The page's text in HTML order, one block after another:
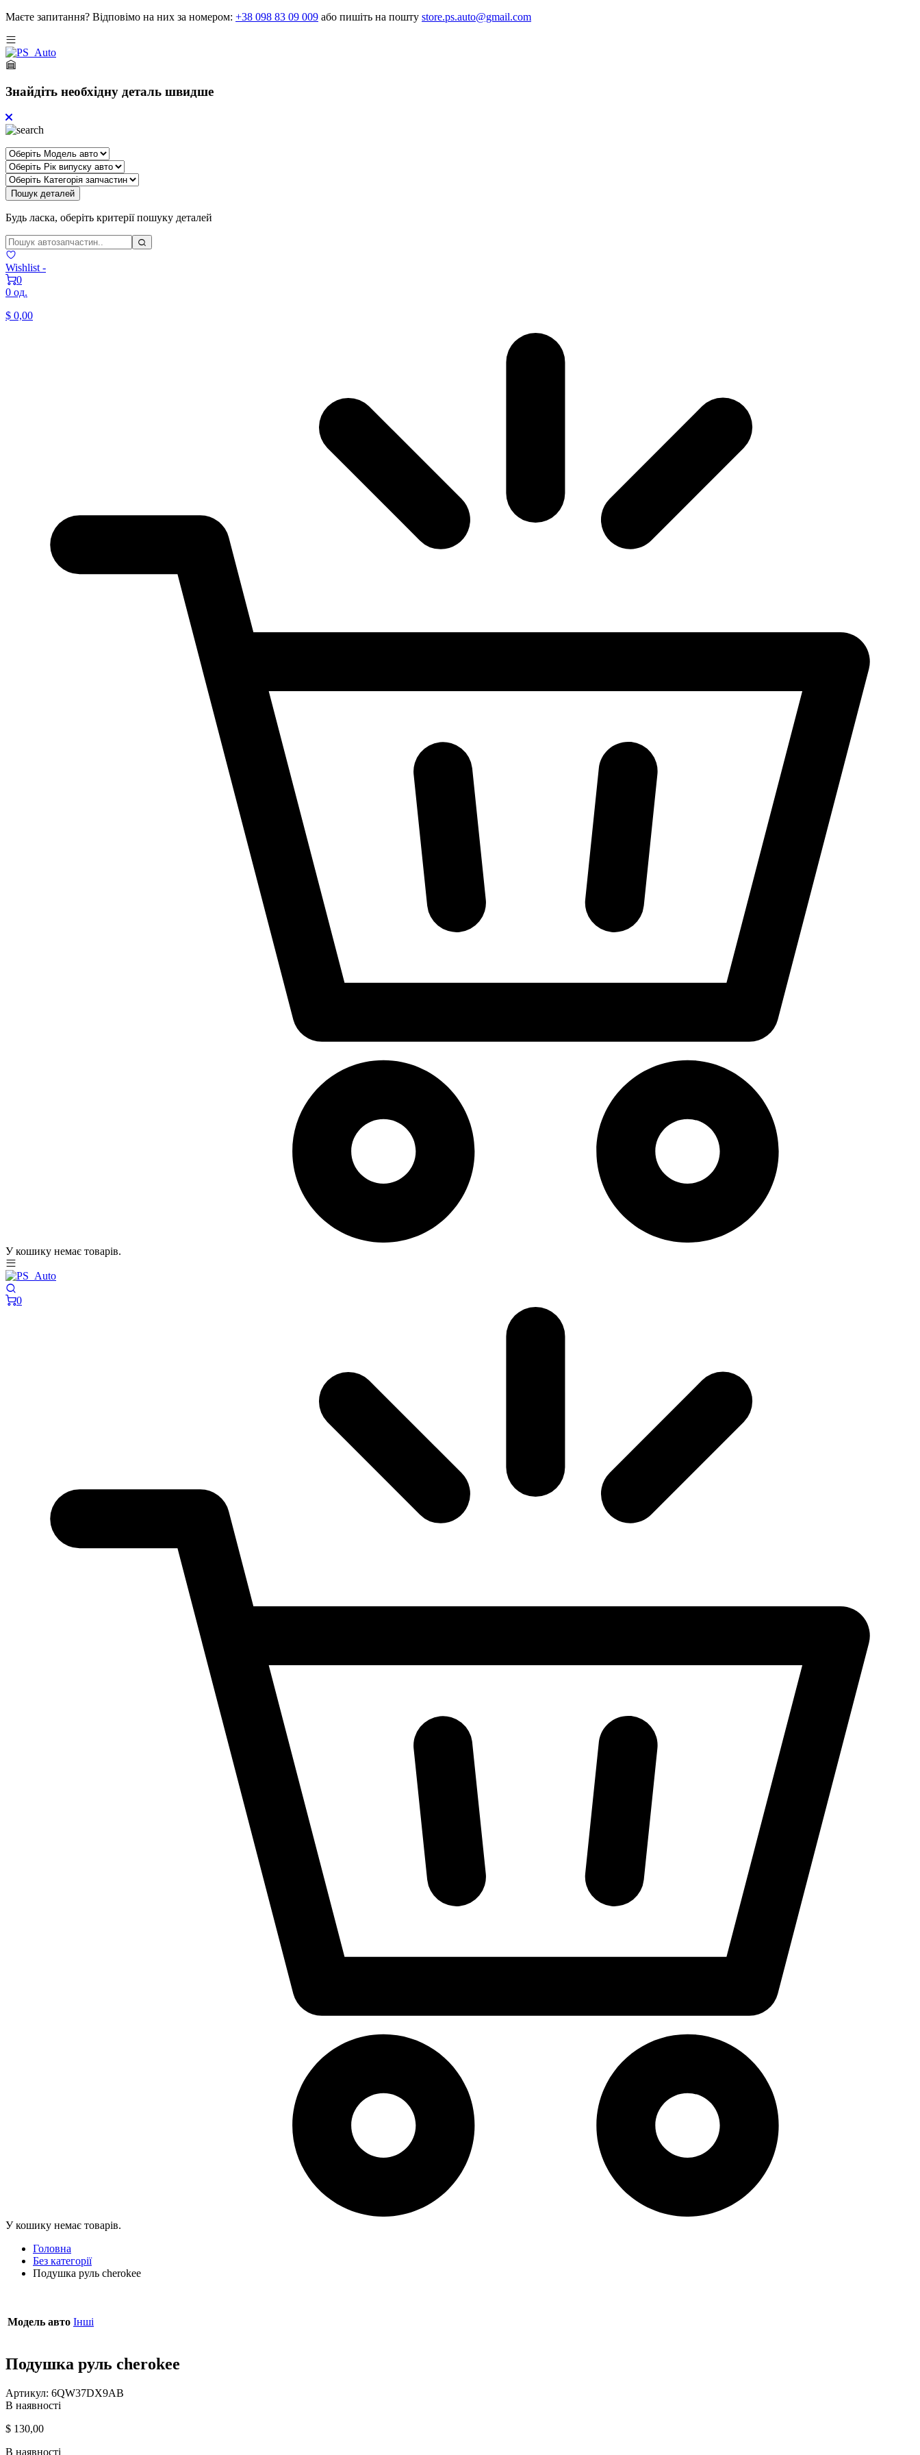
Маєте запитання? Відповімо на них за номером: +38 098 83 09 009 або пишіть на пошту store.ps.auto@gmail.com
Знайдіть необхідну деталь швидше
Пошук деталей
Будь ласка, оберіть критерії пошуку деталей
Wishlist -
0
0 од.
$ 0,00
У кошику немає товарів.
0
У кошику немає товарів.
Головна
Без категорії
Подушка руль cherokee
Модель авто Інші
Подушка руль cherokee
Артикул: 6QW37DX9AB
В наявності
$ 130,00
В наявності